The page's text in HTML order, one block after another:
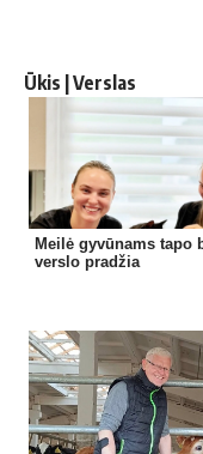
Ūkis | Verslas
Meilė gyvūnams tapo
verslo pradžia